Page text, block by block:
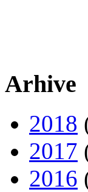
Arhive
2018
2017
2016